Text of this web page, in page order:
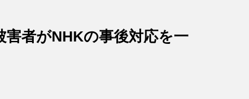
害者がNHKの事後対応を一